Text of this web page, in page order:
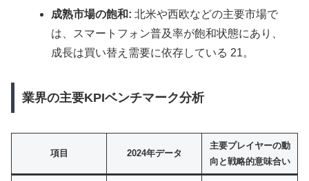
成熟市場の飽和: 北米や西欧などの主要市場で
は、スマートフォン普及率が飽和状態にあり、
成長は買い替え需要に依存している 21。
業界の主要KPIベンチマーク分析
項目 2024年データ
主要プレイヤーの動
向と戦略的意味合い